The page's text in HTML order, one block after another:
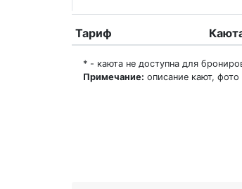
Тариф
* - каюта не доступна для
Примечание: описание кают,